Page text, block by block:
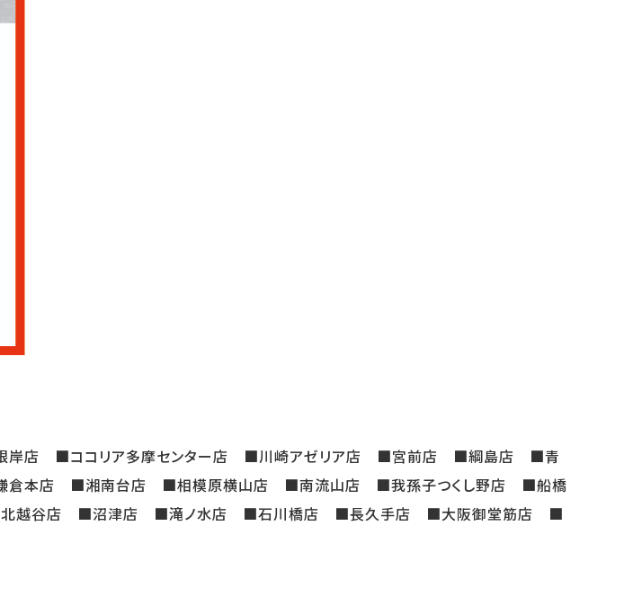
店 ■ココリア多摩センター店 ■川崎アゼリア店 ■宮前店 ■綱島店 ■青
本店 ■湘南台店 ■相模原横山店 ■南流山店 ■我孫子つくし野店 ■船橋
越谷店 ■沼津店 ■滝ノ水店 ■石川橋店 ■長久手店 ■大阪御堂筋店 ■